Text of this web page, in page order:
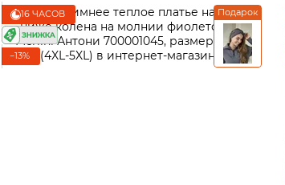
Подарок
16 ЧАСОВ
−13%